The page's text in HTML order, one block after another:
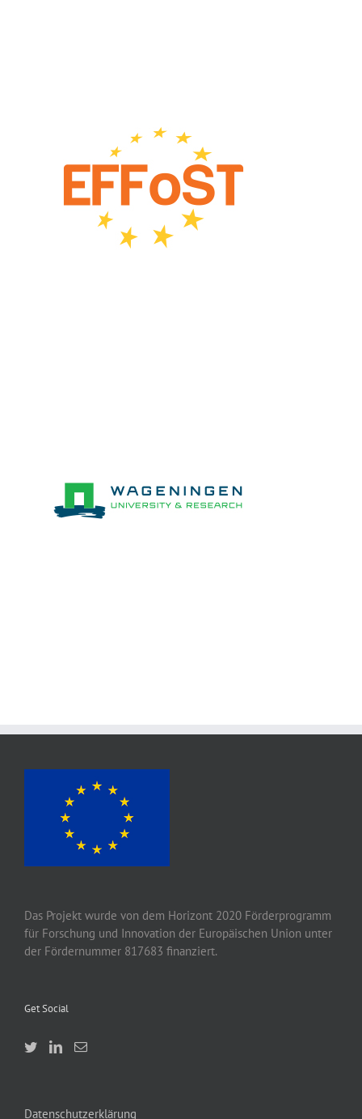
Europäischer Verband für Lebensmittelwissenschaften
und -technologie (EFFoST)
Netherlands Partners
Stichting wageningen research (WR)
Das Projekt wurde von dem Horizont 2020 Förderprogramm
für Forschung und Innovation der Europäischen Union unter
der Fördernummer 817683 finanziert.
Get Social
Datenschutzerklärung